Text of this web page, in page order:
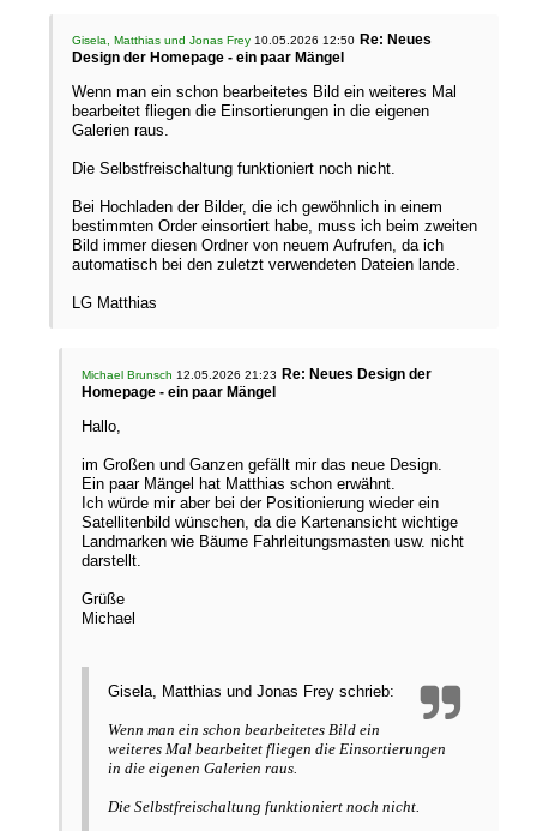
Gisela, Matthias und Jonas Frey10.05.2026 12:50 Re: Neues
Design der Homepage - ein paar Mängel
Wenn man ein schon bearbeitetes Bild ein weiteres Mal
bearbeitet fliegen die Einsortierungen in die eigenen
Galerien raus.
Die Selbstfreischaltung funktioniert noch nicht.
Bei Hochladen der Bilder, die ich gewöhnlich in einem
bestimmten Order einsortiert habe, muss ich beim zweiten
Bild immer diesen Ordner von neuem Aufrufen, da ich
automatisch bei den zuletzt verwendeten Dateien lande.
LG Matthias
Michael Brunsch 12.05.2026 21:23 Re: Neues Design der
Homepage - ein paar Mängel
Hallo,
im Großen und Ganzen gefällt mir das neue Design.
Ein paar Mängel hat Matthias schon erwähnt.
Ich würde mir aber bei der Positionierung wieder ein
Satellitenbild wünschen, da die Kartenansicht wichtige
Landmarken wie Bäume Fahrleitungsmasten usw. nicht
darstellt.
Grüße
Michael
Gisela, Matthias und Jonas Frey schrieb:
Wenn man ein schon bearbeitetes Bild ein
weiteres Mal bearbeitet fliegen die Einsortierungen
in die eigenen Galerien raus.
Die Selbstfreischaltung funktioniert noch nicht.